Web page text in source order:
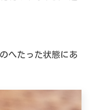
へたった状態にあ